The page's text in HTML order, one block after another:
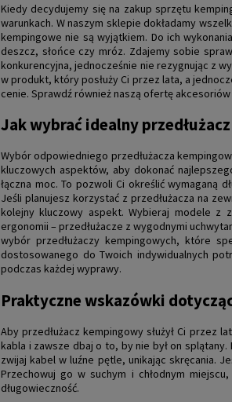
Kiedy decydujemy się na zakup sprzętu
warunkach. W naszym sklepie dokładamy
kempingowe nie są wyjątkiem. Do ich
deszcz, słońce czy mróz. Zdajemy sobie
konkurencyjna, jednocześnie nie rezygnując z
w produkt, który posłuży Ci przez lata, a
cenie. Sprawdź również naszą ofertę
Jak wybrać idealny
Wybór odpowiedniego przedłużacza
kluczowych aspektów, aby dokonać
łączna moc. To pozwoli Ci określić wymaganą
Jeśli planujesz korzystać z przedłużacza na
kolejny kluczowy aspekt. Wybieraj modele z
ergonomii – przedłużacze z wygodnymi
wybór przedłużaczy kempingowych, które
dostosowanego do Twoich indywidualnych
podczas każdej wyprawy.
Praktyczne wskazówki
Aby przedłużacz kempingowy służył Ci przez
kabla i zawsze dbaj o to, by nie był on
zwijaj kabel w luźne pętle, unikając skręcania.
Przechowuj go w suchym i chłodnym
długowieczność.